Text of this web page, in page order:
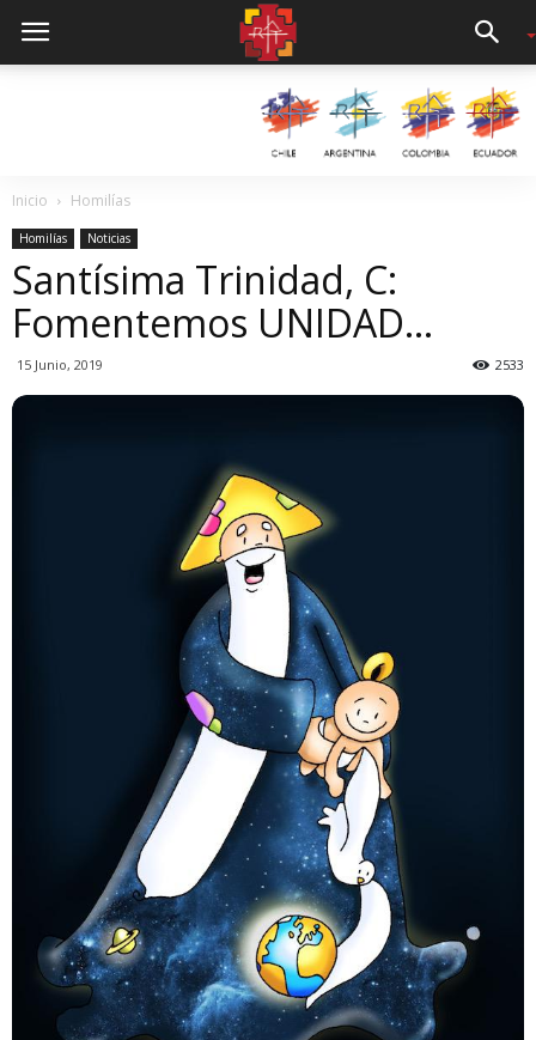
Inicio Homilías
Homilías Noticias
Santísima Trinidad, C:
Fomentemos UNIDAD…
15 Junio, 2019 2533